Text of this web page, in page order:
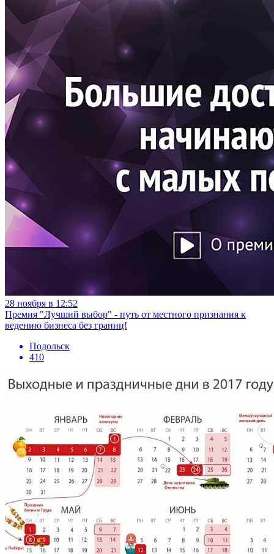
28 ноября в 12:52
Премия "Лучший выбор" - путь от местного признания к
ведению бизнеса без границ!
Подольск
410